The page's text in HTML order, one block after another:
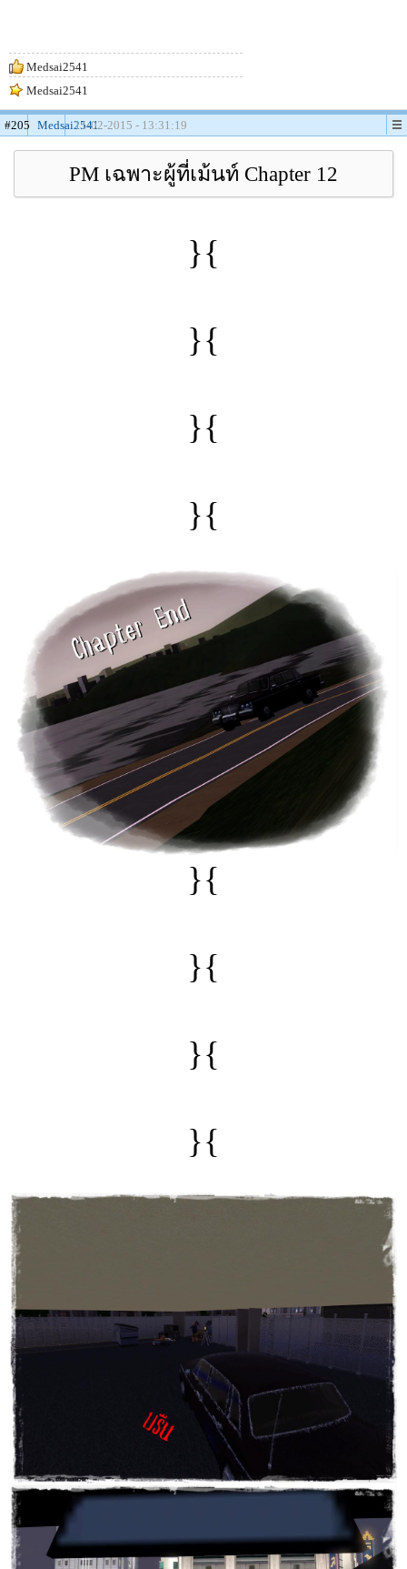
Medsai2541
Medsai2541
#205 Medsai254111-02-2015 - 13:31:19
PM เฉพาะผู้ที่เม้นท์ Chapter 12
}{
}{
}{
}{
}{
}{
}{
}{